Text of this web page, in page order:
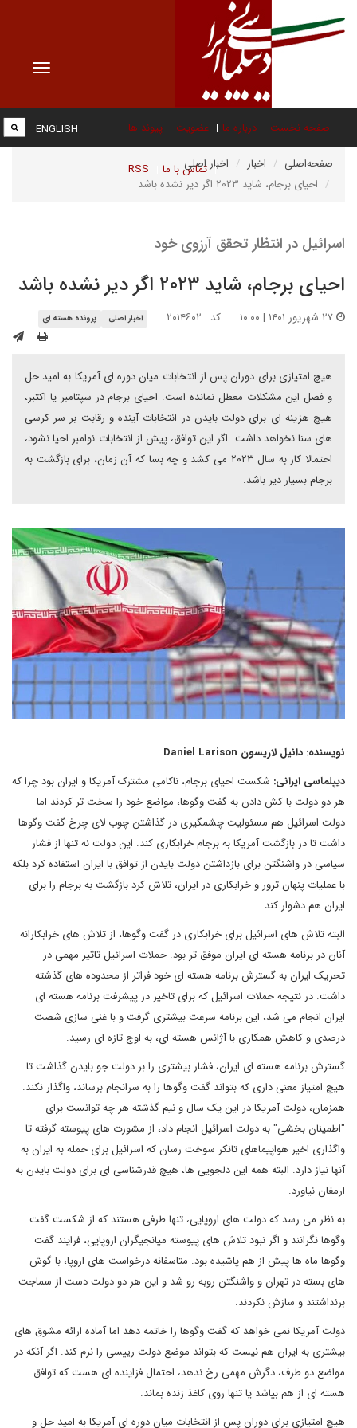
Toggle
صفحه نخست درباره ما عضویت پیوند ها
تماس با ما RSS
ENGLISH
صفحه‌اصلی اخبار
اخبار اصلی
احیای برجام، شاید ۲۰۲۳ اگر دیر نشده باشد
اسرائیل در انتظار تحقق آرزوی خود
احیای برجام، شاید ۲۰۲۳ اگر دیر نشده باشد
کد : ۲۰۱۴۶۰۲ اخبار اصلی پرونده هسته ای
هیچ امتیازی برای دوران پس از انتخابات میان دوره ای آمریکا به امید حل
و فصل این مشکلات معطل نمانده است. احیای برجام در سپتامبر یا اکتبر،
هیچ هزینه ای برای دولت بایدن در انتخابات آینده و رقابت بر سر کرسی
های سنا نخواهد داشت. اگر این توافق، پیش از انتخابات نوامبر احیا نشود،
احتمالا کار به سال ۲۰۲۳ می کشد و چه بسا که آن زمان، برای بازگشت به
برجام بسیار دیر باشد.
نویسنده: دانیل لاریسون Daniel Larison
دیپلماسی ایرانی: شکست احیای برجام، ناکامی مشترک آمریکا و ایران بود چرا که
هر دو دولت با کش دادن به گفت وگوها، مواضع خود را سخت تر کردند اما
دولت اسرائیل هم مسئولیت چشمگیری در گذاشتن چوب لای چرخ گفت وگوها
داشت تا در بازگشت آمریکا به برجام خرابکاری کند. این دولت نه تنها از فشار
سیاسی در واشنگتن برای بازداشتن دولت بایدن از توافق با ایران استفاده کرد بلکه
با عملیات پنهان ترور و خرابکاری در ایران، تلاش کرد بازگشت به برجام را برای
ایران هم دشوار کند.
البته تلاش های اسرائیل برای خرابکاری در گفت وگوها، از تلاش های خرابکارانه
آنان در برنامه هسته ای ایران موفق تر بود. حملات اسرائیل تاثیر مهمی در
تحریک ایران به گسترش برنامه هسته ای خود فراتر از محدوده های گذشته
داشت. در نتیجه حملات اسرائیل که برای تاخیر در پیشرفت برنامه هسته ای
ایران انجام می شد، این برنامه سرعت بیشتری گرفت و با غنی سازی شصت
درصدی و کاهش همکاری با آژانس هسته ای، به اوج تازه ای رسید.
گسترش برنامه هسته ای ایران، فشار بیشتری را بر دولت جو بایدن گذاشت تا
هیچ امتیاز معنی داری که بتواند گفت وگوها را به سرانجام برساند، واگذار نکند.
همزمان، دولت آمریکا در این یک سال و نیم گذشته هر چه توانست برای
"اطمینان بخشی" به دولت اسرائیل انجام داد، از مشورت های پیوسته گرفته تا
واگذاری اخیر هواپیماهای تانکر سوخت رسان که اسرائیل برای حمله به ایران به
آنها نیاز دارد. البته همه این دلجویی ها، هیچ قدرشناسی ای برای دولت بایدن به
ارمغان نیاورد.
به نظر می رسد که دولت های اروپایی، تنها طرفی هستند که از شکست گفت
وگوها نگرانند و اگر نبود تلاش های پیوسته میانجیگران اروپایی، فرایند گفت
وگوها ماه ها پیش از هم پاشیده بود. متاسفانه درخواست های اروپا، با گوش
های بسته در تهران و واشنگتن روبه رو شد و این هر دو دولت دست از سماجت
برنداشتند و سازش نکردند.
دولت آمریکا نمی خواهد که گفت وگوها را خاتمه دهد اما آماده ارائه مشوق های
بیشتری به ایران هم نیست که بتواند موضع دولت رییسی را نرم کند. اگر آنکه در
مواضع دو طرف، دگرش مهمی رخ ندهد، احتمال فزاینده ای هست که توافق
هسته ای از هم بپاشد یا تنها روی کاغذ زنده بماند.
هیچ امتیازی برای دوران پس از انتخابات میان دوره ای آمریکا به امید حل و